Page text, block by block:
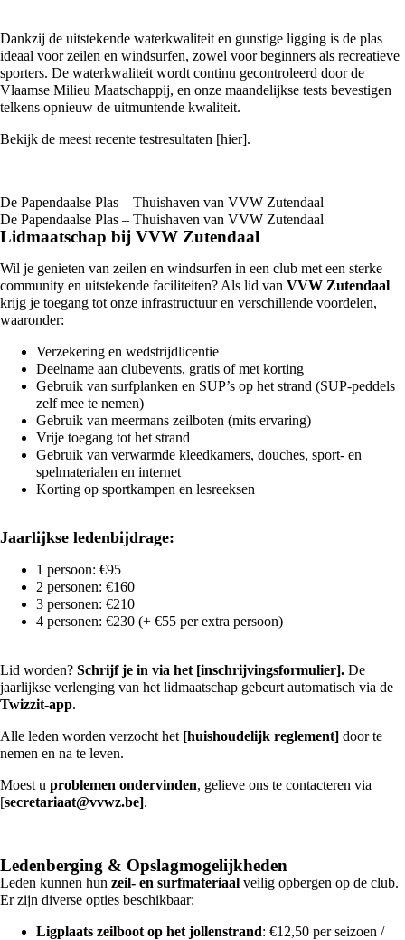
Dankzij de uitstekende waterkwaliteit en gunstige ligging is de plas
ideaal voor zeilen en windsurfen, zowel voor beginners als recreatieve
sporters. De waterkwaliteit wordt continu gecontroleerd door de
Vlaamse Milieu Maatschappij, en onze maandelijkse tests bevestigen
telkens opnieuw de uitmuntende kwaliteit.
Bekijk de meest recente testresultaten [hier].
De Papendaalse Plas – Thuishaven van VVW Zutendaal
De Papendaalse Plas – Thuishaven van VVW Zutendaal
Lidmaatschap bij VVW Zutendaal
Wil je genieten van zeilen en windsurfen in een club met een sterke
community en uitstekende faciliteiten? Als lid van VVW Zutendaal
krijg je toegang tot onze infrastructuur en verschillende voordelen,
waaronder:
Verzekering en wedstrijdlicentie
Deelname aan clubevents, gratis of met korting
Gebruik van surfplanken en SUP’s op het strand (SUP-peddels
zelf mee te nemen)
Gebruik van meermans zeilboten (mits ervaring)
Vrije toegang tot het strand
Gebruik van verwarmde kleedkamers, douches, sport- en
spelmaterialen en internet
Korting op sportkampen en lesreeksen
Jaarlijkse ledenbijdrage:
1 persoon: €95
2 personen: €160
3 personen: €210
4 personen: €230 (+ €55 per extra persoon)
Lid worden? Schrijf je in via het [inschrijvingsformulier]. De
jaarlijkse verlenging van het lidmaatschap gebeurt automatisch via de
Twizzit-app.
Alle leden worden verzocht het [huishoudelijk reglement] door te
nemen en na te leven.
Moest u problemen ondervinden, gelieve ons te contacteren via
[secretariaat@vvwz.be].
Ledenberging & Opslagmogelijkheden
Leden kunnen hun zeil- en surfmateriaal veilig opbergen op de club.
Er zijn diverse opties beschikbaar:
Ligplaats zeilboot op het jollenstrand: €12,50 per seizoen /